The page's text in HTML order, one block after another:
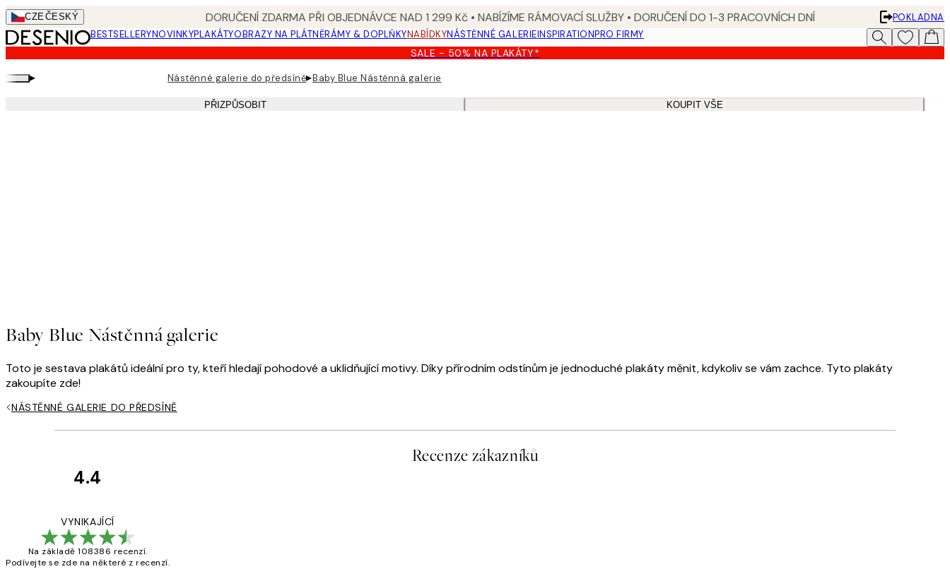
Skip
to
main
content.
CZEČESKÝ DORUČENÍ ZDARMA PŘI OBJEDNÁVCE NAD 1 299 Kč • NABÍZÍME RÁMOVACÍ SLUŽBY • DORUČENÍ DO 1-3 PRACOVNÍCH DNÍ
POKLADNA
BESTSELLERYNOVINKYPLAKÁTYOBRAZY NA PLÁTNĚRÁMY & DOPLŇKYNABÍDKYNÁSTĚNNÉ GALERIEINSPIRATIONPRO FIRMY
SALE - 50% NA PLAKÁTY*
▸ Nástěnné galerie do předsíně▸Baby Blue Nástěnná galerie
PŘIZPŮSOBIT KOUPIT VŠE
Baby Blue Nástěnná galerie
Toto je sestava plakátů ideální pro ty, kteří hledají pohodové a uklidňující motivy. Díky přírodním odstínům je jednoduché plakáty měnit, kdykoliv se vám zachce. Tyto plakáty
zakoupíte zde!
NÁSTĚNNÉ GALERIE DO PŘEDSÍNĚ
Recenze zákazníků
4.4
VYNIKAJÍCÍ
Na základě 108386 recenzí.
Podívejte se zde na některé z recenzí.